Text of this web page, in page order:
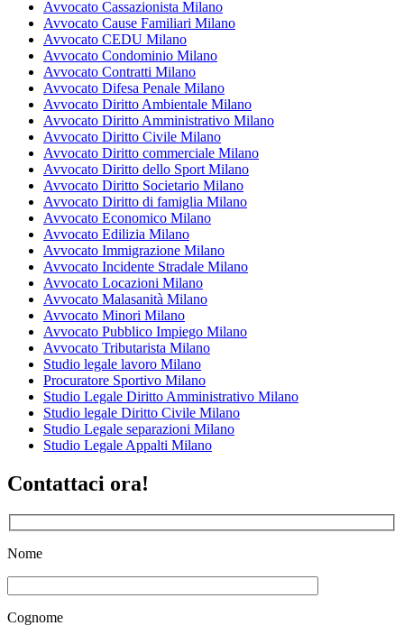
Avvocato Cassazionista Milano
Avvocato Cause Familiari Milano
Avvocato CEDU Milano
Avvocato Condominio Milano
Avvocato Contratti Milano
Avvocato Difesa Penale Milano
Avvocato Diritto Ambientale Milano
Avvocato Diritto Amministrativo Milano
Avvocato Diritto Civile Milano
Avvocato Diritto commerciale Milano
Avvocato Diritto dello Sport Milano
Avvocato Diritto Societario Milano
Avvocato Diritto di famiglia Milano
Avvocato Economico Milano
Avvocato Edilizia Milano
Avvocato Immigrazione Milano
Avvocato Incidente Stradale Milano
Avvocato Locazioni Milano
Avvocato Malasanità Milano
Avvocato Minori Milano
Avvocato Pubblico Impiego Milano
Avvocato Tributarista Milano
Studio legale lavoro Milano
Procuratore Sportivo Milano
Studio Legale Diritto Amministrativo Milano
Studio legale Diritto Civile Milano
Studio Legale separazioni Milano
Studio Legale Appalti Milano
Contattaci ora!
Nome
Cognome